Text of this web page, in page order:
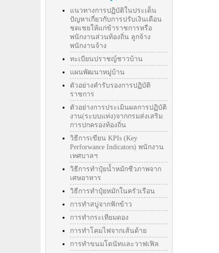
แนวทางการปฏิบัติในประเด็น
ปัญหาเกี่ยวกับการปรับเงินเดือน
ชดเชยให้แก่ข้าราชการหรือ
พนักงานส่วนท้องถิ่น ลูกจ้าง
พนักงานจ้าง
ทะเบียนปราชญ์ชาวบ้าน
แผนพัฒนาหมู่บ้าน
ตัวอย่างคำรับรองการปฏิบัติ
ราชการ
ตัวอย่างการประเมินผลการปฏิบัติ
งาน(ระบบแท่ง)จากกรมส่งเสริม
การปกครองท้องถิ่น
วิธีการเขียน KPIs (Key
Perforwance Indicators) พนักงาน
เทศบาลฯ
วิธีการทำปุ๋ยน้ำหมักชีวภาพจาก
เศษอาหาร
วิธีการทำปุ๋ยหมักในครัวเรือน
การทำสบู่จากฟักข้าว
การทำกระเทียมดอง
การทำโคมไฟจากเส้นด้าย
การทำขนมโดนัทและวาฟเฟิล